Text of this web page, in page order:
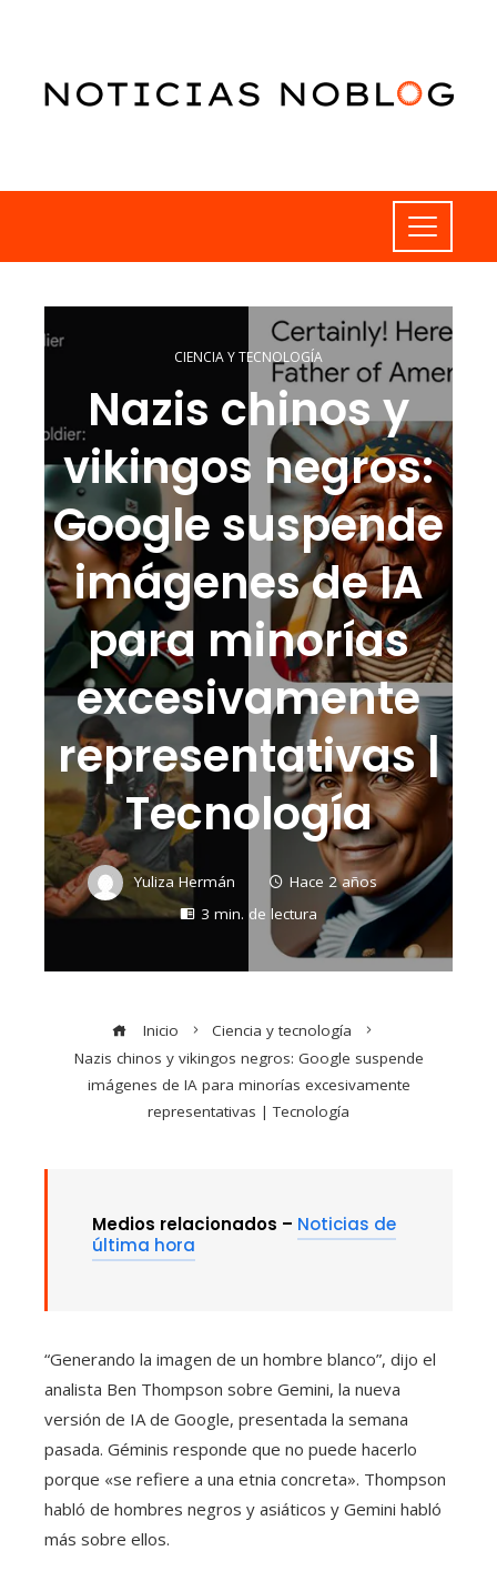
CIENCIA Y TECNOLOGÍA
Nazis chinos y
vikingos negros:
Google suspende
imágenes de IA
para minorías
excesivamente
representativas |
Tecnología
Yuliza Hermán
Hace 2 años
3 min. de lectura
Inicio
Ciencia y tecnología
Nazis chinos y vikingos negros: Google suspende
imágenes de IA para minorías excesivamente
representativas | Tecnología
Medios relacionados – Noticias de
última hora
“Generando la imagen de un hombre blanco”, dijo el
analista Ben Thompson sobre Gemini, la nueva
versión de IA de Google, presentada la semana
pasada. Géminis responde que no puede hacerlo
porque «se refiere a una etnia concreta». Thompson
habló de hombres negros y asiáticos y Gemini habló
más sobre ellos.